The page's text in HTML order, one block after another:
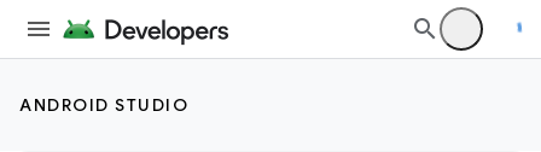
ANDROID STUDIO